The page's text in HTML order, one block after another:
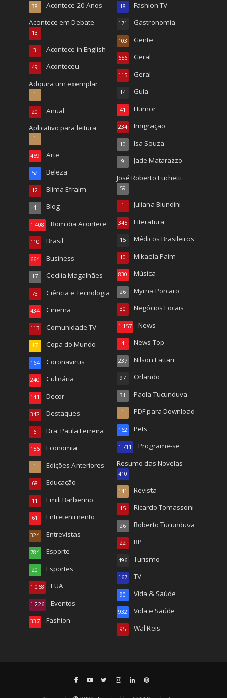
Acontece 20 Anos
38
Acontece em Debate
13
Acontece in English
3
Aconteceu
49
Adquira um exemplar
1
Anual
20
Aplicativo para leitura
1
Arte
459
Beleza
52
Blima Efraim
12
Blog
4
Bom dia Acontece
1.408
Brasil
110
Business
664
Cecilia Magalhães
17
Ciência e Tecnologia
73
Cinema
434
Comunidade TV
113
Copa do Mundo
17
Coronavirus
164
Culinária
240
Decor
141
Destaques
342
Dra. Paula Ferreira
6
Economia
156
Edições Anteriores
1
Educação
68
Emili Barberino
11
Entretenimento
61
Entrevistas
324
Esporte
784
Esportes
20
EUA
1.068
Eventos
1.226
Fashion
337
Fashion TV
18
Gastronomia
171
Gente
103
Geral
656
Geral
115
Guia
14
Humor
41
Imigração
234
Isa Souza
10
Jade Matarazzo
9
José Roberto Luchetti
59
Juliana Biundini
1
Literatura
345
Médicos Brasileiros
15
Mikaela Paim
10
Música
830
Myrna Porcaro
26
Negócios Locais
30
News
1.157
News Top
4
Nilson Lattari
237
Orlando
97
Paola Tucunduva
31
PDF para Download
1
Pets
162
Programe-se
1.711
Resumo das Novelas
410
Revista
141
Ricardo Tomassoni
15
Roberto Tucunduva
26
RP
22
Turismo
496
TV
167
Vida & Saúde
90
Vida e Saúde
932
Wal Reis
95